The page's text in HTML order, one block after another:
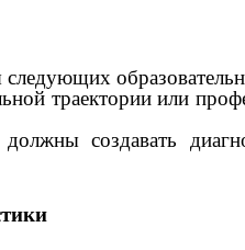
следующих
траектории или
создавать